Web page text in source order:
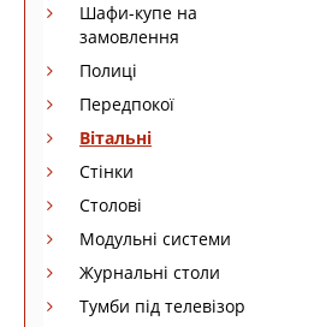
Шафи-купе на
замовлення
Полиці
Передпокої
Вітальні
Стінки
Столові
Модульні системи
Журнальні столи
Тумби під телевізор